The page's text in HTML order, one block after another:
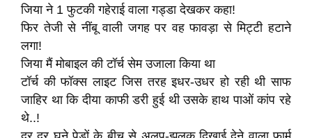
जिया ने 1 फुटकी गहेराई वाला गड्डा देखकर कहा!
फिर तेजी से नींबू वाली जगह पर वह फावड़ा से मिट्टी हटाने
लगा!
जिया मैं मोबाइल की टॉर्च सेम उजाला किया था
टॉर्च की फॉक्स लाइट जिस तरह इधर-उधर हो रही थी साफ
जाहिर था कि दीया काफी डरी हुई थी उसके हाथ पाओं कांप रहे
थे..!